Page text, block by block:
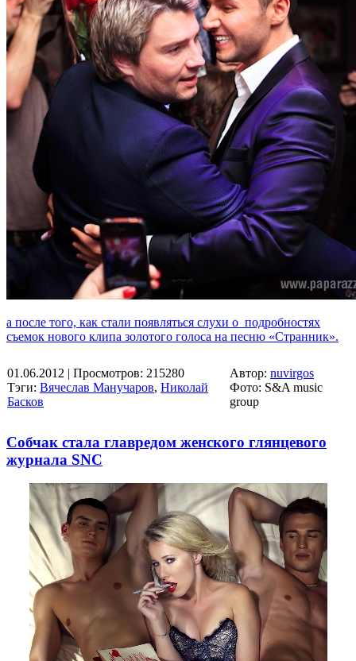
а после того, как стали появляться слухи о подробностях
съемок нового клипа золотого голоса на песню «Странник».
01.06.2012 | Просмотров: 215280
Тэги: Вячеслав Манучаров, Николай
Басков
Автор: nuvirgos
Фото: S&A music
group
Собчак стала главредом женского глянцевого
журнала SNC